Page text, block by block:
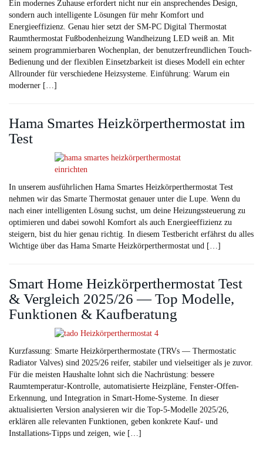
Ein modernes Zuhause erfordert nicht nur ein ansprechendes Design,
sondern auch intelligente Lösungen für mehr Komfort und
Energieeffizienz. Genau hier setzt der SM-PC Digital Thermostat
Raumthermostat Fußbodenheizung Wandheizung LED weiß an. Mit
seinem programmierbaren Wochenplan, der benutzerfreundlichen Touch-
Bedienung und der flexiblen Einsetzbarkeit ist dieses Modell ein echter
Allrounder für verschiedene Heizsysteme. Einführung: Warum ein
moderner […]
Hama Smartes Heizkörperthermostat im
Test
In unserem ausführlichen Hama Smartes Heizkörperthermostat Test
nehmen wir das Smarte Thermostat genauer unter die Lupe. Wenn du
nach einer intelligenten Lösung suchst, um deine Heizungssteuerung zu
optimieren und dabei sowohl Komfort als auch Energieeffizienz zu
steigern, bist du hier genau richtig. In diesem Testbericht erfährst du alles
Wichtige über das Hama Smarte Heizkörperthermostat und […]
Smart Home Heizkörperthermostat Test
& Vergleich 2025/26 — Top Modelle,
Funktionen & Kaufberatung
Kurzfassung: Smarte Heizkörperthermostate (TRVs — Thermostatic
Radiator Valves) sind 2025/26 reifer, stabiler und vielseitiger als je zuvor.
Für die meisten Haushalte lohnt sich die Nachrüstung: bessere
Raumtemperatur-Kontrolle, automatisierte Heizpläne, Fenster-Offen-
Erkennung, und Integration in Smart-Home-Systeme. In dieser
aktualisierten Version analysieren wir die Top-5-Modelle 2025/26,
erklären alle relevanten Funktionen, geben konkrete Kauf- und
Installations-Tipps und zeigen, wie […]